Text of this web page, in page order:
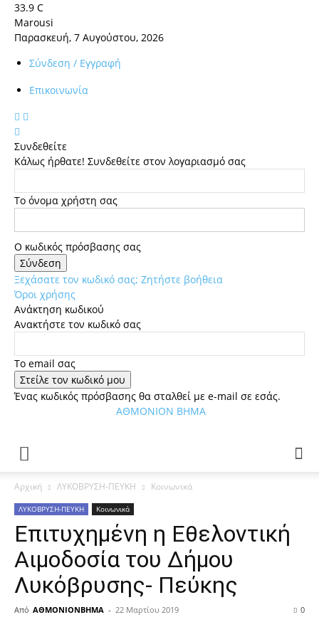
33.9 C
Marousi
Παρασκευή, 7 Αυγούστου, 2026
Σύνδεση / Εγγραφή
Επικοινωνία
Συνδεθείτε
Κάλως ήρθατε! Συνδεθείτε στον λογαριασμό σας
Το όνομα χρήστη σας
Ο κωδικός πρόσβασης σας
Ξεχάσατε τον κωδικό σας; Ζητήστε βοήθεια
Όροι χρήσης
Ανάκτηση κωδικού
Ανακτήστε τον κωδικό σας
Tο email σας
Ένας κωδικός πρόσβασης θα σταλθεί με e-mail σε εσάς.
ΑΘΜΟΝΙΟΝ ΒΗΜΑ
Αρχική ΛΥΚΟΒΡΥΣΗ-ΠΕΥΚΗ Κοινωνικά
ΛΥΚΟΒΡΥΣΗ-ΠΕΥΚΗ Κοινωνικά
Επιτυχημένη η Εθελοντική
Αιμοδοσία του Δήμου
Λυκόβρυσης- Πεύκης
Από ΑΘΜΟΝΙΟΝΒΗΜΑ - 22 Μαρτίου 2019 0